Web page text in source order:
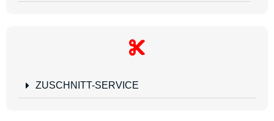
ZUSCHNITT-SERVICE